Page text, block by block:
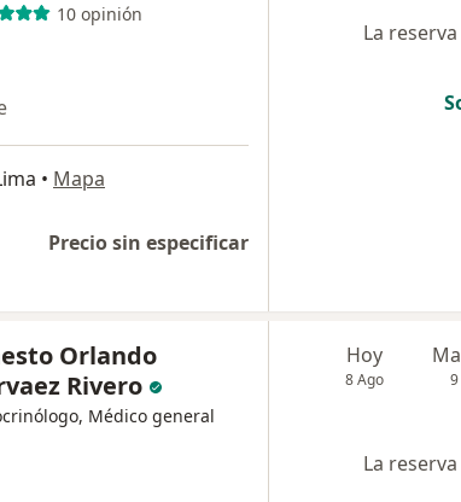
10 opinión
• Mapa
Precio sin especificar
La
Orlando
Rivero
Médico general
Hoy
8 Ago
La